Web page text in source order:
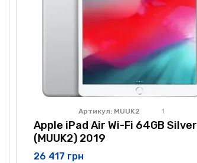
Артикул: MUUK2 1
Apple iPad Air Wi-Fi 64GB Silver
(MUUK2) 2019
26 417 грн